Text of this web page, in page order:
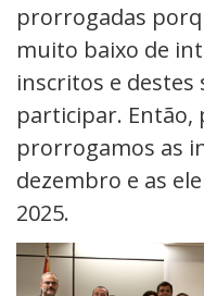
prorrogadas
muito baixo de
inscritos e destes
participar. Então,
prorrogamos as
dezembro e as
2025.